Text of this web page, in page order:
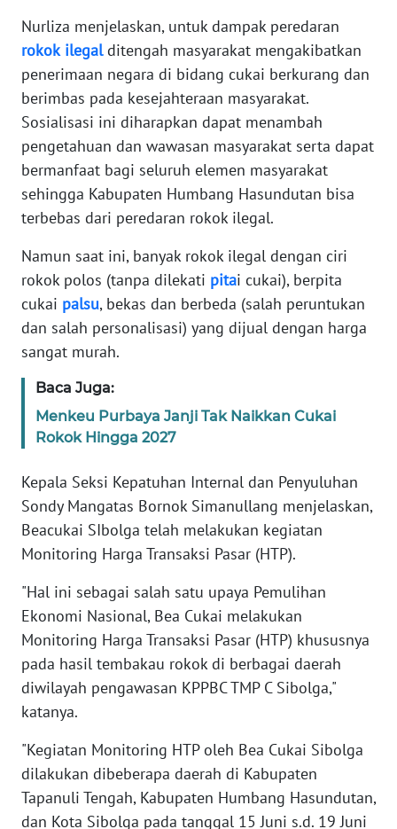
Nurliza menjelaskan, untuk dampak peredaran
rokok ilegalditengah masyarakat mengakibatkan
penerimaan negara di bidang cukai berkurang dan
berimbas pada kesejahteraan masyarakat.
Sosialisasi ini diharapkan dapat menambah
pengetahuan dan wawasan masyarakat serta dapat
bermanfaat bagi seluruh elemen masyarakat
sehingga Kabupaten Humbang Hasundutan bisa
terbebas dari peredaran rokok ilegal.
Namun saat ini, banyak rokok ilegal dengan ciri
rokok polos (tanpa dilekati pitai cukai), berpita
cukai palsu, bekas dan berbeda (salah peruntukan
dan salah personalisasi) yang dijual dengan harga
sangat murah.
Baca Juga:
Menkeu Purbaya Janji Tak Naikkan Cukai
Rokok Hingga 2027
Kepala Seksi Kepatuhan Internal dan Penyuluhan
Sondy Mangatas Bornok Simanullang menjelaskan,
Beacukai SIbolga telah melakukan kegiatan
Monitoring Harga Transaksi Pasar (HTP).
"Hal ini sebagai salah satu upaya Pemulihan
Ekonomi Nasional, Bea Cukai melakukan
Monitoring Harga Transaksi Pasar (HTP) khususnya
pada hasil tembakau rokok di berbagai daerah
diwilayah pengawasan KPPBC TMP C Sibolga,"
katanya.
"Kegiatan Monitoring HTP oleh Bea Cukai Sibolga
dilakukan dibeberapa daerah di Kabupaten
Tapanuli Tengah, Kabupaten Humbang Hasundutan,
dan Kota Sibolga pada tanggal 15 Juni s.d. 19 Juni
WN
SULBAR
WN
WN
SUMBAR
WN
WN
BENGKULU
WN
WN
JATENG
WN
NUSANTARA
WN
WN
JATIM
WN
WN
KALBAR
WN